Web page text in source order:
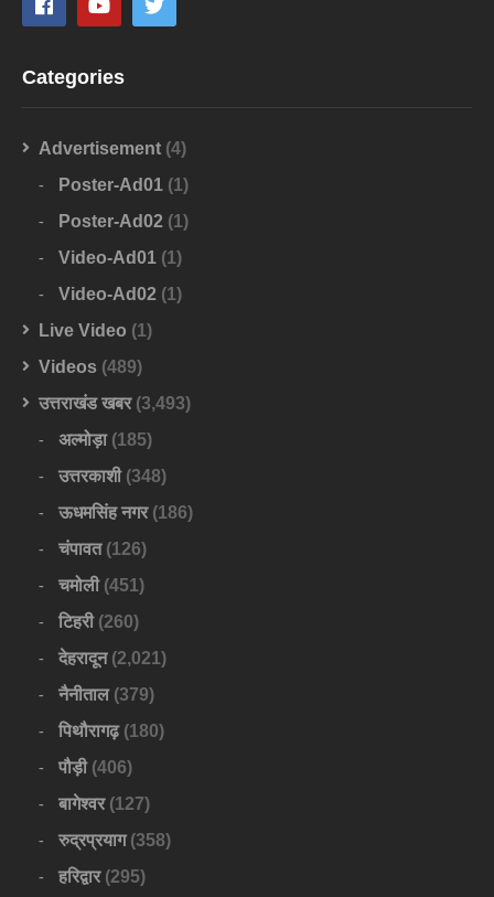
Categories
Advertisement (4)
Poster-Ad01 (1)
Poster-Ad02 (1)
Video-Ad01 (1)
Video-Ad02 (1)
Live Video (1)
Videos (489)
उत्तराखंड खबर(3,493)
अल्मोड़ा(185)
उत्तरकाशी(348)
ऊधमसिंह नगर(186)
चंपावत(126)
चमोली(451)
टिहरी(260)
देहरादून(2,021)
नैनीताल(379)
पिथौरागढ़(180)
पौड़ी(406)
बागेश्वर(127)
रुद्रप्रयाग(358)
हरिद्वार(295)